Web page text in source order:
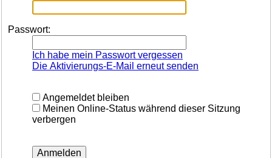
Passwort:
Ich habe mein Passwort vergessen
Die Aktivierungs-E-Mail erneut senden
Angemeldet bleiben
Meinen Online-Status während dieser Sitzung
verbergen